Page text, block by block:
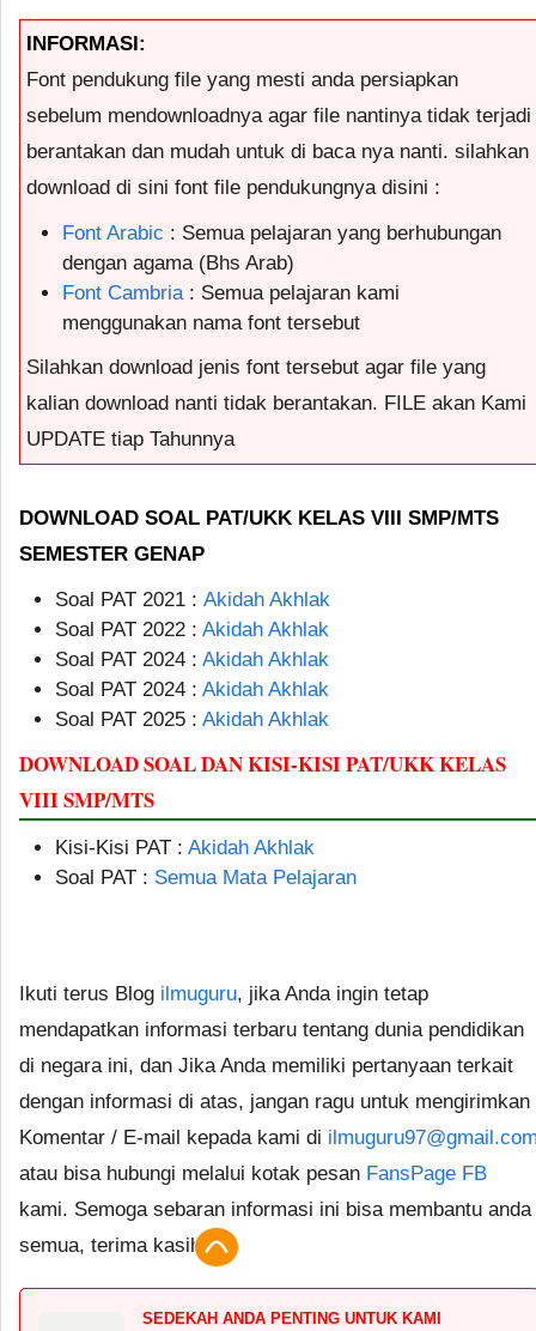
INFORMASI:
Font pendukung file yang mesti anda persiapkan
sebelum mendownloadnya agar file nantinya tidak terjadi
berantakan dan mudah untuk di baca nya nanti. silahkan
download di sini font file pendukungnya disini :
Font Arabic : Semua pelajaran yang berhubungan
dengan agama (Bhs Arab)
Font Cambria : Semua pelajaran kami
menggunakan nama font tersebut
Silahkan download jenis font tersebut agar file yang
kalian download nanti tidak berantakan. FILE akan Kami
UPDATE tiap Tahunnya
DOWNLOAD SOAL PAT/UKK KELAS VIII SMP/MTS
SEMESTER GENAP
Soal PAT 2021 : Akidah Akhlak
Soal PAT 2022 : Akidah Akhlak
Soal PAT 2024 : Akidah Akhlak
Soal PAT 2024 : Akidah Akhlak
Soal PAT 2025 : Akidah Akhlak
DOWNLOAD SOAL DAN KISI-KISI PAT/UKK KELAS
VIII SMP/MTS
Kisi-Kisi PAT : Akidah Akhlak
Soal PAT : Semua Mata Pelajaran
Ikuti terus Blog ilmuguru, jika Anda ingin tetap
mendapatkan informasi terbaru tentang dunia pendidikan
di negara ini, dan Jika Anda memiliki pertanyaan terkait
dengan informasi di atas, jangan ragu untuk mengirimkan
Komentar / E-mail kepada kami di
atau bisa hubungi melalui kotak pesan FansPage FB
kami. Semoga sebaran informasi ini bisa membantu anda
semua, terima kasih.
SEDEKAH ANDA PENTING UNTUK KAMI